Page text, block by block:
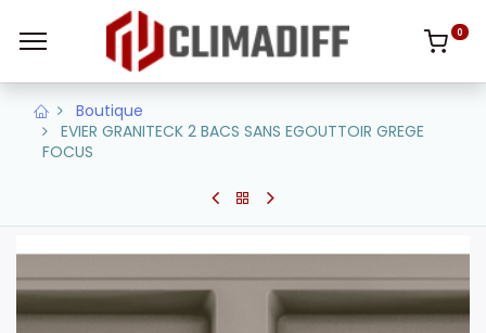
0
Boutique
EVIER GRANITECK 2 BACS SANS EGOUTTOIR GREGE
FOCUS